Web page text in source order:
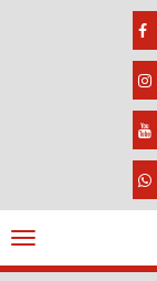
Navigation
ein-/ausblenden